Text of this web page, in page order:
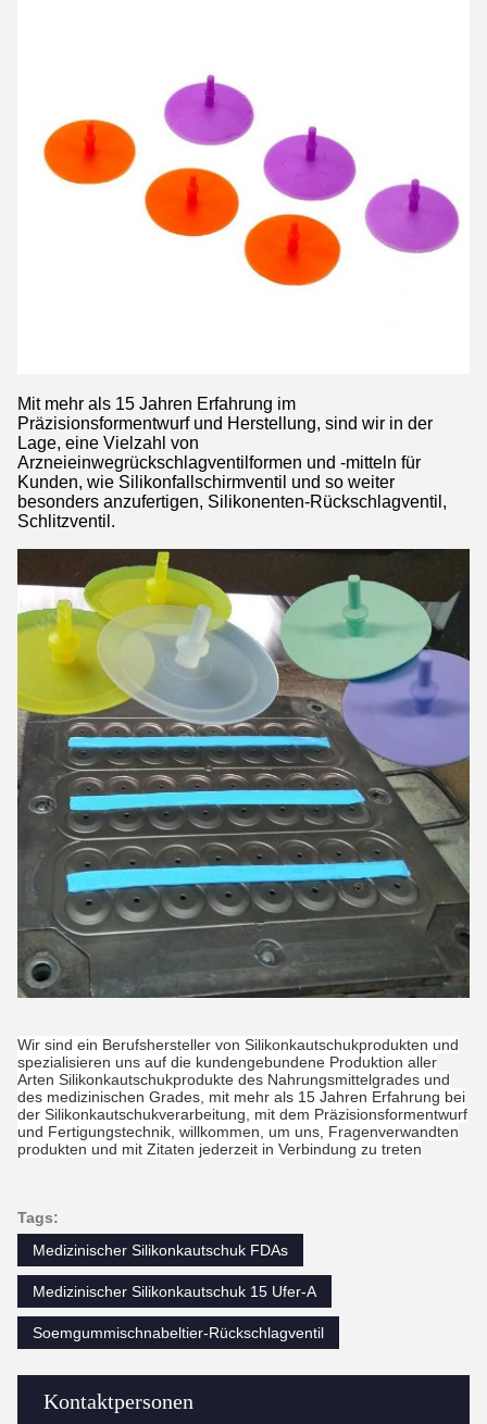
Kontaktpersonen
Mit mehr als 15 Jahren Erfahrung im
Präzisionsformentwurf und Herstellung, sind wir in der
Lage, eine Vielzahl von
Arzneieinwegrückschlagventilformen und -mitteln für
Kunden, wie Silikonfallschirmventil und so weiter
besonders anzufertigen, Silikonenten-Rückschlagventil,
Schlitzventil.
Wir sind ein Berufshersteller von Silikonkautschukprodukten und
spezialisieren uns auf die kundengebundene Produktion aller
Arten Silikonkautschukprodukte des Nahrungsmittelgrades und
des medizinischen Grades, mit mehr als 15 Jahren Erfahrung bei
der Silikonkautschukverarbeitung, mit dem Präzisionsformentwurf
und Fertigungstechnik, willkommen, um uns, Fragenverwandten
produkten und mit Zitaten jederzeit in Verbindung zu treten
Tags:
Medizinischer Silikonkautschuk FDAs
Medizinischer Silikonkautschuk 15 Ufer-A
Soemgummischnabeltier-Rückschlagventil